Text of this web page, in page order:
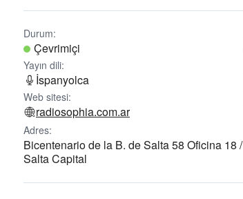
Durum:
Çevrimiçi
Yayın dili:
İspanyolca
Web sitesi:
radiosophia.com.ar
Adres:
Bicentenario de la B. de Salta 58 Oficina 18 /
Salta Capital